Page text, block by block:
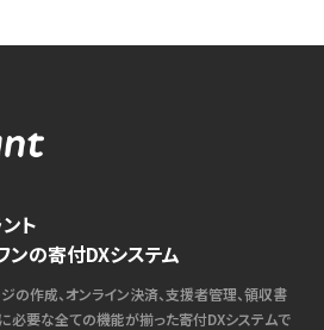
ト
の寄付DXシステム
の作成、オンライン決済、支援者管理、領収書
必要な全ての機能が揃った寄付DXシステムで